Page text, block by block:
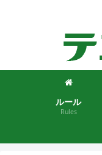
ルール
Rules